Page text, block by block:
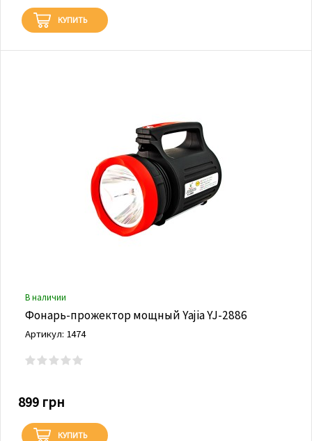
КУПИТЬ
В наличии
Фонарь-прожектор мощный Yajia YJ-2886
Артикул: 1474
899 грн
КУПИТЬ